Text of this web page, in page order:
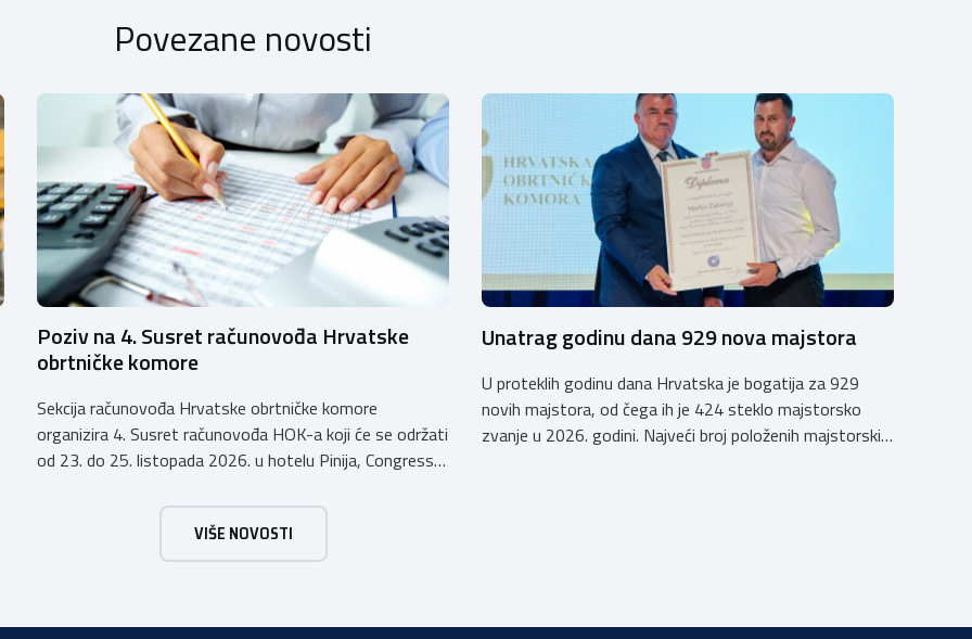
Povezane novosti
Poziv na 4. Susret računovođa Hrvatske
obrtničke komore
Sekcija računovođa Hrvatske obrtničke komore
organizira 4. Susret računovođa HOK-a koji će se održati
od 23. do 25. listopada 2026. u hotelu Pinija, Congress
otvoren u petak, 23. listopada 2026. u
poslijepodnevnim, uz uvodno predavanje i pozdrav
domaćina. Tijekom subote, 24. listopada, održavat će se
Unatrag godinu dana 929 nova majstora
U proteklih godinu dana Hrvatska je bogatija za 929
novih majstora, od čega ih je 424 steklo majstorsko
zvanje u 2026. godini. Najveći broj položenih majstorskih
VIŠE NOVOSTI